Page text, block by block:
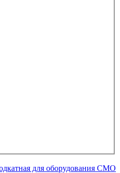
для оборудования СМО